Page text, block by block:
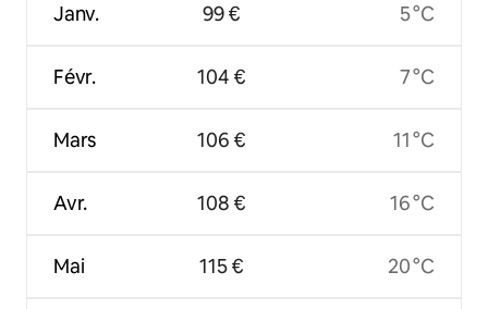
Janv.
Févr.
Mars
Avr.
Mai
99 €
104 €
106 €
108 €
115 €
5 °C
7 °C
11 °C
16 °C
20 °C